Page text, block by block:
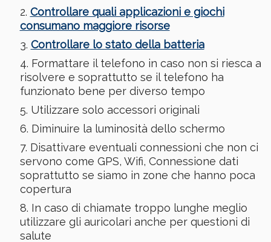
Controllare quali applicazioni e giochi
consumano maggiore risorse
Controllare lo stato della batteria
Formattare il telefono in caso non si riesca a
risolvere e soprattutto se il telefono ha
funzionato bene per diverso tempo
Utilizzare solo accessori originali
Diminuire la luminosità dello schermo
Disattivare eventuali connessioni che non ci
servono come GPS, Wifi, Connessione dati
soprattutto se siamo in zone che hanno poca
copertura
In caso di chiamate troppo lunghe meglio
utilizzare gli auricolari anche per questioni di
salute